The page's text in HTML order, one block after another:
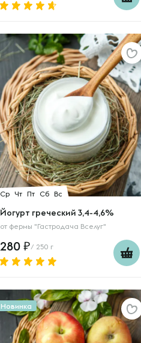
Ср Чт Пт Сб Вс
Йогурт греческий 3,4-4,6%
от фермы "Гастродача Вселуг"
280 / 250 г
Новинка